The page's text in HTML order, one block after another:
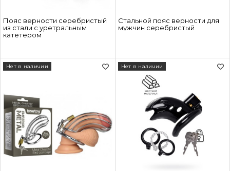
Пояс верности серебристый
из стали с уретральным
катетером
Стальной пояс верности для
мужчин серебристый
Нет в наличии Нет в наличии